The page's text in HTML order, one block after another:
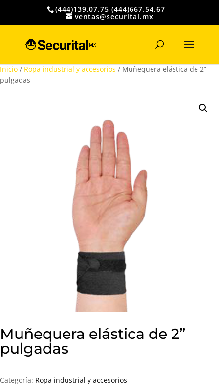
(444)139.07.75 (444)667.54.67
ventas@securital.mx
productos
Inicio / Ropa industrial y accesorios / Muñequera elástica de 2”
pulgadas
Muñequera elástica de 2”
pulgadas
Categoría: Ropa industrial y accesorios